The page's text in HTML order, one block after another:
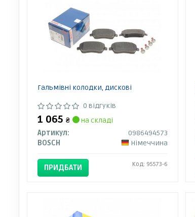
Гальмівні колодки, дискові
0 відгуків
1 065 ₴
на складі
Артикул:
0986494573
BOSCH
Німеччина
ПРИДБАТИ Код: 95573-6